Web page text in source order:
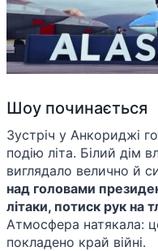
Шоу починається
Зустріч у Анкориджі
подію літа. Білий дім
виглядало велично й
над головами
літаки, потиск рук на
Атмосфера натякала:
покладено край війні.